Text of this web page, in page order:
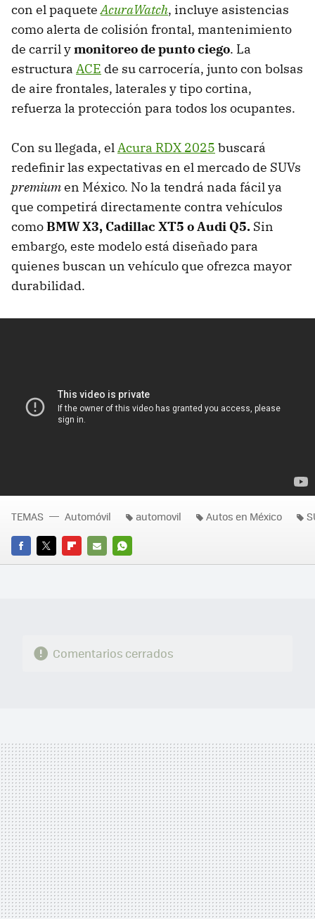
con el paqueteAcuraWatch, incluye asistencias
como alerta de colisión frontal, mantenimiento
de carril ymonitoreo de punto ciego. La
estructura ACE de su carrocería, junto con bolsas
de aire frontales, laterales y tipo cortina,
refuerza la protección para todos los ocupantes.
Con su llegada, elAcura RDX 2025 buscará
redefinir las expectativas en el mercado de SUVs
premiumen México. No la tendrá nada fácil ya
que competirá directamente contra vehículos
comoBMW X3, Cadillac XT5 o Audi Q5. Sin
embargo, este modelo está diseñado para
quienes buscan un vehículo que ofrezca mayor
durabilidad.
FACEBOOK
TWITTERFLIPBOARD
E-
WHATSAPP
TEMAS Automóvil automovil Autos en México
Comentarios cerrados